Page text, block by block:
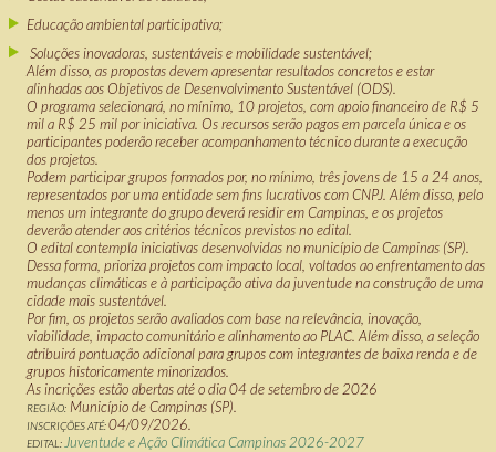
Educação ambiental participativa;
Soluções inovadoras, sustentáveis e mobilidade sustentável;
Além disso, as propostas devem apresentar resultados concretos e estar
alinhadas aos Objetivos de Desenvolvimento Sustentável (ODS).
O programa selecionará, no mínimo, 10 projetos, com apoio financeiro de R$ 5
mil a R$ 25 mil por iniciativa. Os recursos serão pagos em parcela única e os
participantes poderão receber acompanhamento técnico durante a execução
dos projetos.
Podem participar grupos formados por, no mínimo, três jovens de 15 a 24 anos,
representados por uma entidade sem fins lucrativos com CNPJ. Além disso, pelo
menos um integrante do grupo deverá residir em Campinas, e os projetos
deverão atender aos critérios técnicos previstos no edital.
O edital contempla iniciativas desenvolvidas no município de Campinas (SP).
Dessa forma, prioriza projetos com impacto local, voltados ao enfrentamento das
mudanças climáticas e à participação ativa da juventude na construção de uma
cidade mais sustentável.
Por fim, os projetos serão avaliados com base na relevância, inovação,
viabilidade, impacto comunitário e alinhamento ao PLAC. Além disso, a seleção
atribuirá pontuação adicional para grupos com integrantes de baixa renda e de
grupos historicamente minorizados.
As incrições estão abertas até o dia 04 de setembro de 2026
REGIÃO: Município de Campinas (SP).
INSCRIÇÕES ATÉ:04/09/2026.
EDITAL: Juventude e Ação Climática Campinas 2026-2027